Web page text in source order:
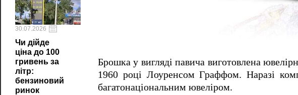
30.07.2026
Чи дійде
ціна до 100
гривень за
літр:
бензиновий
ринок
Брошка у вигляді павича виготовлена
1960 році Лоуренсом Граффом.Наразі
багатонаціональним ювеліром.